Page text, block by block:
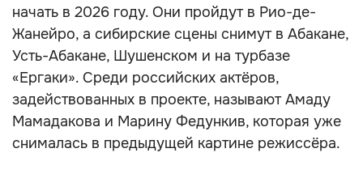
начать в 2026 году. Они пройдут в Рио-де-
Жанейро, а сибирские сцены снимут в Абакане,
Усть-Абакане, Шушенском и на турбазе
«Ергаки». Среди российских актёров,
задействованных в проекте, называют Амаду
Мамадакова и Марину Федункив, которая уже
снималась в предыдущей картине режиссёра.